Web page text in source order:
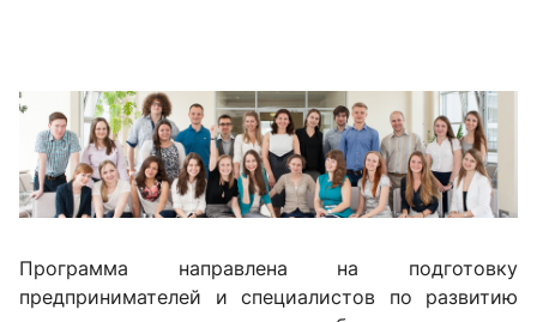
Программа направлена на подготовку
предпринимателей и специалистов по развитию